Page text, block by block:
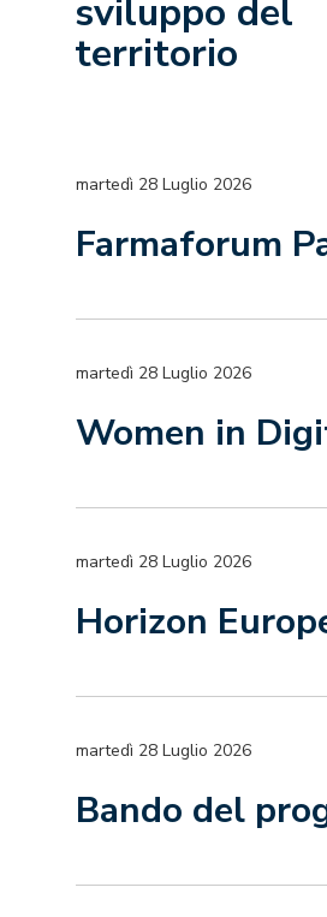
sviluppo del
territorio
Farmaforum
martedì 28 Luglio 2026
Women in
martedì 28 Luglio 2026
Horizon
martedì 28 Luglio 2026
Bando del
martedì 28 Luglio 2026